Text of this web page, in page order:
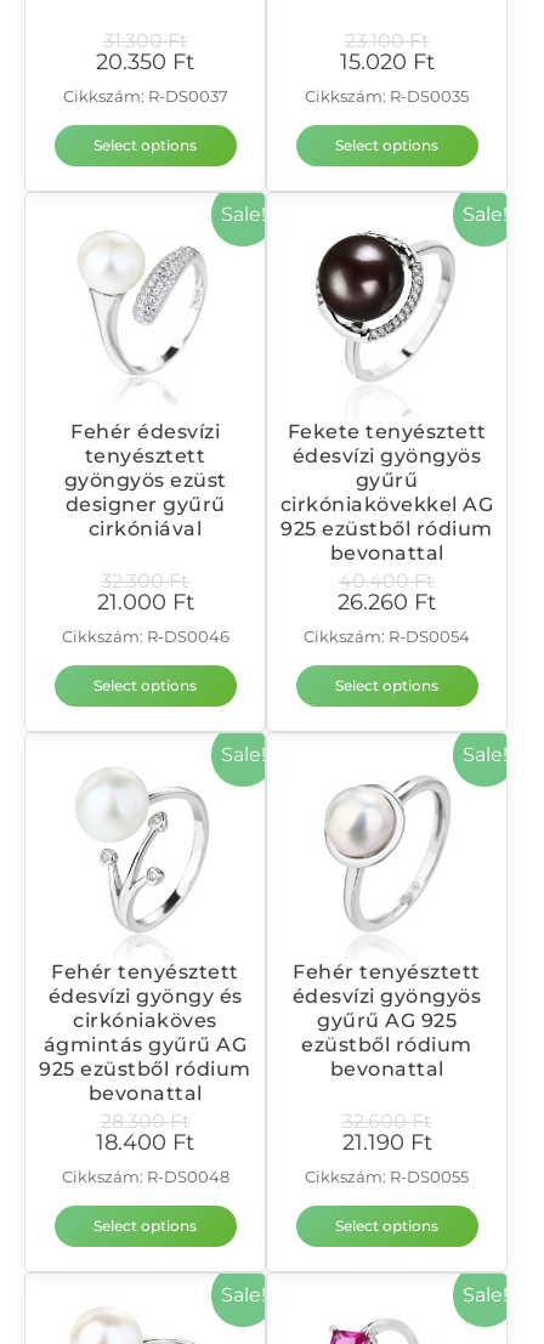
31.300Ft
20.350 Ft
Cikkszám: R-DS0037
Select options
23.100Ft
15.020 Ft
Cikkszám: R-DS0035
Select options
Sale!
Fehér édesvízi
tenyésztett
gyöngyös ezüst
designer gyűrű
cirkóniával
32.300Ft
21.000 Ft
Cikkszám: R-DS0046
Select options
Sale!
Fekete tenyésztett
édesvízi gyöngyös
gyűrű
cirkóniakövekkel AG
925 ezüstből ródium
bevonattal
40.400Ft
26.260 Ft
Cikkszám: R-DS0054
Select options
Sale!
Fehér tenyésztett
édesvízi gyöngy és
cirkóniaköves
ágmintás gyűrű AG
925 ezüstből ródium
bevonattal
28.300Ft
18.400 Ft
Cikkszám: R-DS0048
Select options
Sale!
Fehér tenyésztett
édesvízi gyöngyös
gyűrű AG 925
ezüstből ródium
bevonattal
32.600Ft
21.190 Ft
Cikkszám: R-DS0055
Select options
Sale! Sale!